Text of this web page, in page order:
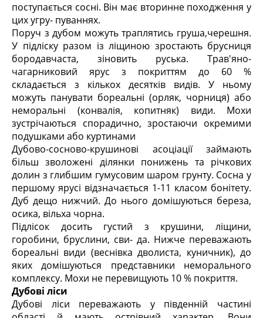
поступається сосні. Він має вторинне походження у
цих угру- пуваннях.
Поруч з дубом можуть траплятись груша,черешня.
У підліску разом із ліщиною зростають брусниця
бородавчаста, зіновить руська. Трав'яно-
чагарниковий ярус з покриттям до 60 %
складається з кількох десятків видів. У ньому
можуть панувати бореальні (орляк, чорниця) або
неморальні (конвалія, копитняк) види. Мохи
зустрічаються спорадично, зростаючи окремими
подушками або куртинами
Дубово-сосново-крушинові асоціації займають
більш зволожені ділянки понижень та річкових
долин з глибшим гумусовим шаром грунту. Сосна у
першому ярусі відзначається 1-11 класом бонітету.
Дуб дещо нижчий. До нього домішуються береза,
осика, вільха чорна.
Підлісок досить густий з крушини, ліщини,
горобини, бруслини, сви- да. Нижче переважають
бореальні види (веснівка дволиста, куничник), до
яких домішуються представники неморального
комплексу. Мохи не перевищують 10 % покриття.
Дубові ліси
Дубові ліси переважають у південній частині